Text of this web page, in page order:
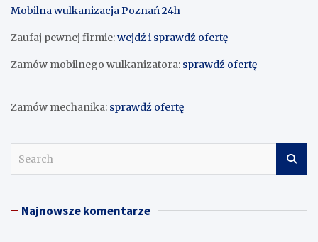
Mobilna wulkanizacja Poznań 24h
Zaufaj pewnej firmie:wejdź i sprawdź ofertę
Zamów mobilnego wulkanizatora: sprawdź ofertę
Zamów mechanika: sprawdź ofertę
c Najnowsze komentarze